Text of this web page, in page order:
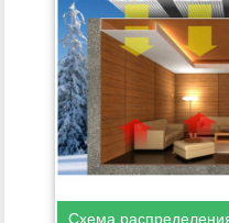
Схема